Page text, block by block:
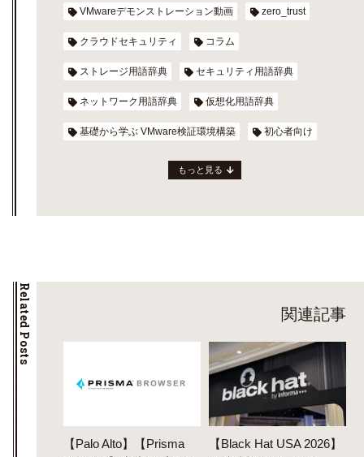
VMwareデモンストレーション動画 zero_trust
クラウドセキュリティ コラム
ストレージ用語辞典 セキュリティ用語辞典
ネットワーク用語辞典 仮想化用語辞典
基礎から学ぶ VMware検証環境構築 初心者向け
もっと見る
Related Posts 関連記事
【Palo Alto】【Prisma
【Black Hat USA 2026】